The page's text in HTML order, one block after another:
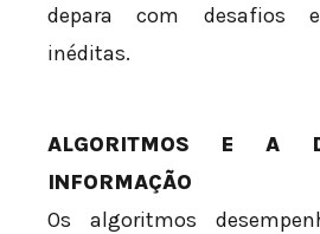
depara com desafios e
inéditas.
ALGORITMOS E A
INFORMAÇÃO
Os algoritmos